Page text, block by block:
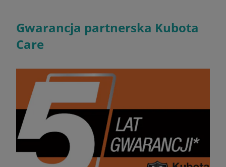
Gwarancja partnerska Kubota
Care